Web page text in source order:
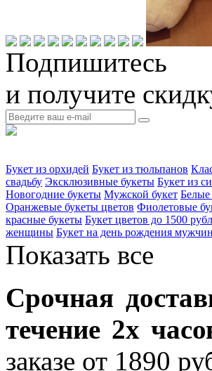
Подпишитесь
и получите
Букет из орхидей Букет из тюльпанов
свадьбу Эксклюзивные букеты Букет из
Новогодние букеты Мужской букет Белые
Оранжевые букеты цветов Фиолетовые
красные букеты Букет цветов до 1500
женщины Букет на день рождения
Показать все
Срочная
течение 2х
заказе от 1890